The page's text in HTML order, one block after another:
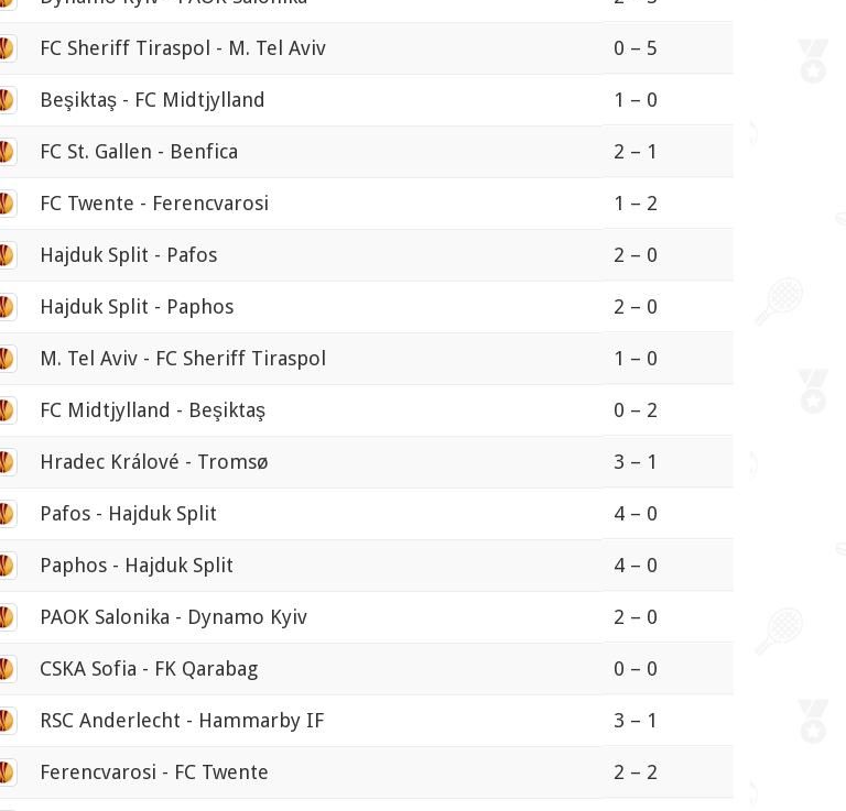
FC Sheriff Tiraspol - M. Tel Aviv 0 – 5
Beşiktaş - FC Midtjylland 1 – 0
FC St. Gallen - Benfica 2 – 1
FC Twente - Ferencvarosi 1 – 2
Hajduk Split - Pafos 2 – 0
Hajduk Split - Paphos 2 – 0
M. Tel Aviv - FC Sheriff Tiraspol 1 – 0
FC Midtjylland - Beşiktaş 0 – 2
Hradec Králové - Tromsø 3 – 1
Pafos - Hajduk Split 4 – 0
Paphos - Hajduk Split 4 – 0
PAOK Salonika - Dynamo Kyiv 2 – 0
CSKA Sofia - FK Qarabag 0 – 0
RSC Anderlecht - Hammarby IF 3 – 1
Ferencvarosi - FC Twente 2 – 2